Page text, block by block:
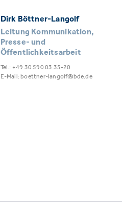
Dirk Böttner-Langolf
Leitung Kommunikation,
Presse- und
Öffentlichkeitsarbeit
Tel.: +49 30 590 03 35-20
E-Mail: boettner-langolf@bde.de